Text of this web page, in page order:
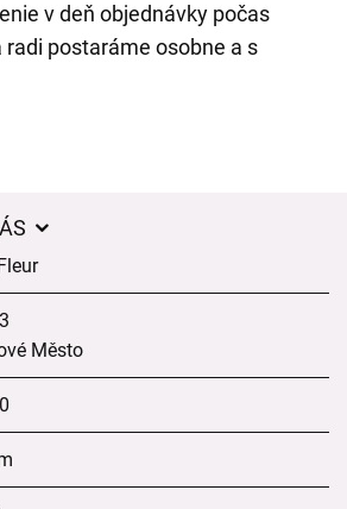
v deň objednávky počas
radi postaráme osobne a s
Město